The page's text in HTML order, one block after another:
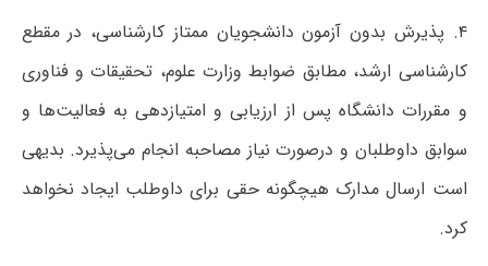
۴. پذیرش بدون آزمون دانشجویان ممتاز کارشناسی، در مقطع
کارشناسی ارشد، مطابق ضوابط وزارت علوم، تحقیقات و فناوری
و مقررات دانشگاه پس از ارزیابی و امتیازدهی به فعالیت‌ها و
سوابق داوطلبان و درصورت نیاز مصاحبه انجام می‌پذیرد. بدیهی
است ارسال مدارک هیچگونه حقی برای داوطلب ایجاد نخواهد
کرد.